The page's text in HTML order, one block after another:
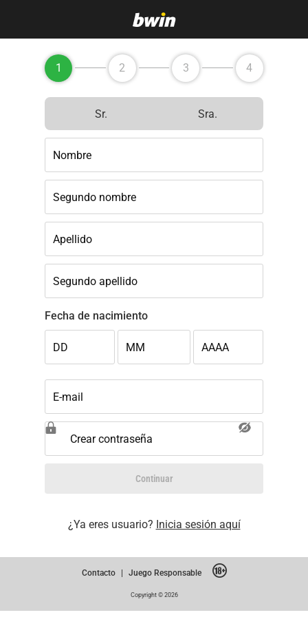
1 2 3 4
Sr. Sra.
Nombre
Segundo nombre
Apellido
Segundo apellido
Fecha de nacimiento
DD MM AAAA
E-mail
Crear contraseña
Continuar
¿Ya eres usuario? Inicia sesión aquí
Contacto | Juego Responsable
Copyright © 2026